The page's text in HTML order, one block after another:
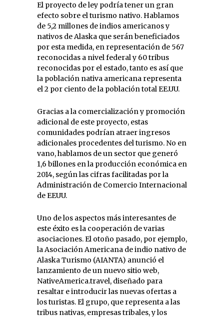
El proyecto de ley podría tener un gran
efecto sobre el turismo nativo. Hablamos
de 5,2 millones de indios americanos y
nativos de Alaska que serán beneficiados
por esta medida, en representación de 567
reconocidas a nivel federal y 60 tribus
reconocidas por el estado, tanto es así que
la población nativa americana representa
el 2 por ciento de la población total EE.UU.
Gracias a la comercialización y promoción
adicional de este proyecto, estas
comunidades podrían atraer ingresos
adicionales procedentes del turismo. No en
vano, hablamos de un sector que generó
1,6 billones en la producción económica en
2014, según las cifras facilitadas por la
Administración de Comercio Internacional
de EEUU.
Uno de los aspectos más interesantes de
este éxito es la cooperación de varias
asociaciones. El otoño pasado, por ejemplo,
la Asociación Americana de indio nativo de
Alaska Turismo (AIANTA) anunció el
lanzamiento de un nuevo sitio web,
NativeAmerica.travel, diseñado para
resaltar e introducir las nuevas ofertas a
los turistas. El grupo, que representa a las
tribus nativas, empresas tribales, y los